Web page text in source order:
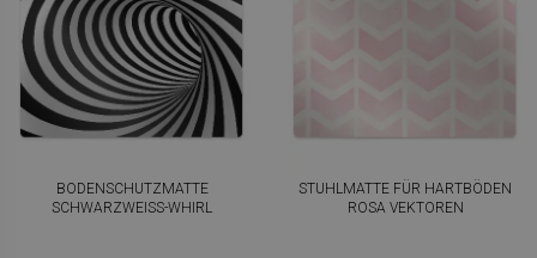
BODENSCHUTZMATTE
SCHWARZWEISS-WHIRL
STUHLMATTE FÜR HARTBÖDEN
ROSA VEKTOREN